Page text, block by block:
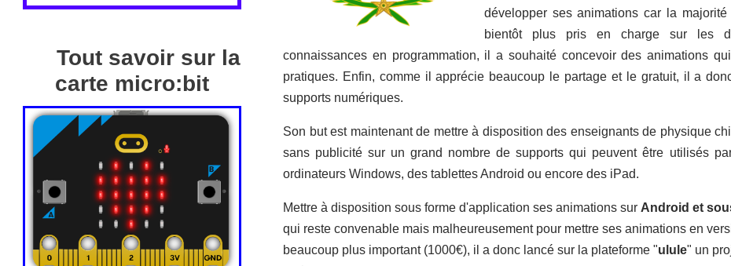
Tout savoir sur la
carte micro:bit
développer ses animations car la
bientôt plus pris en charge sur les
connaissances en programmation, il a souhaité concevoir des animations
pratiques. Enfin, comme il apprécie beaucoup le partage et le gratuit, il a
supports numériques.
Son but est maintenant de mettre à disposition des enseignants de physique
sans publicité sur un grand nombre de supports qui peuvent être utilisés
ordinateurs Windows, des tablettes Android ou encore des iPad.
Mettre à disposition sous forme d'application ses animations sur Android et
qui reste convenable mais malheureusement pour mettre ses animations en
beaucoup plus important (1000€), il a donc lancé sur la plateforme "ulule" un